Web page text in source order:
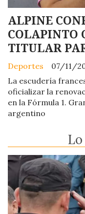
ALPINE
COLAPINTO
TITULAR
Deportes
07/11/
La escudería
oficializar la
en la Fórmula 1.
argentino